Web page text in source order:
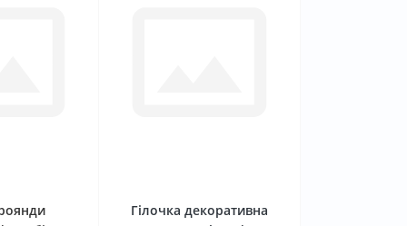
Гілочка декоративна